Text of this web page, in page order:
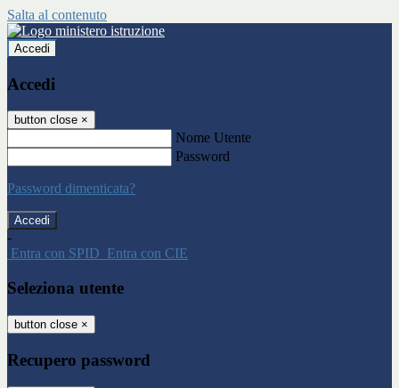
Salta al contenuto
Accedi
Accedi
button close ×
Nome Utente
Password
Password dimenticata?
-
Entra con SPID Entra con CIE
Seleziona utente
button close ×
Recupero password